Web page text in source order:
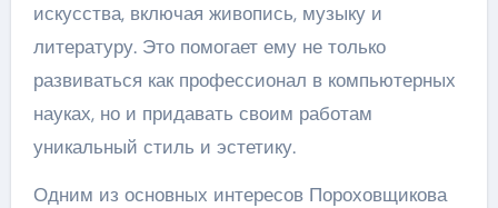
искусства, включая живопись, музыку и
литературу. Это помогает ему не только
развиваться как профессионал в компьютерных
науках, но и придавать своим работам
уникальный стиль и эстетику.
Одним из основных интересов Пороховщикова